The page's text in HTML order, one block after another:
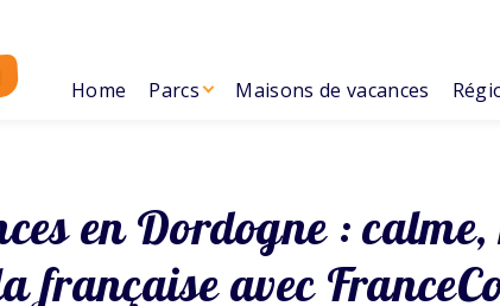
Home Parcs Maisons de vacances
en Dordogne :
française avec